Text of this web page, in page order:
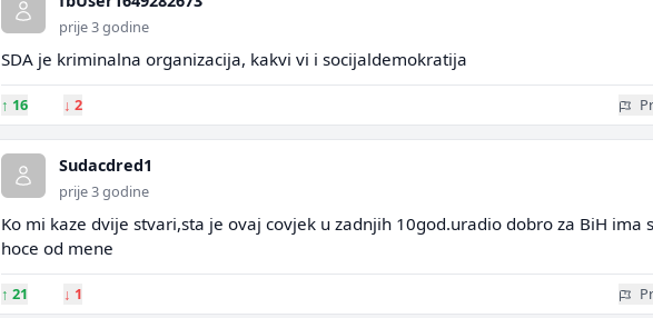
prije 3 godine
SDA je kriminalna organizacija, kakvi vi i socijaldemokratija
↑ 16 ↓ 2
Sudacdred1
prije 3 godine
Ko mi kaze dvije stvari,sta je ovaj covjek u zadnjih 10god.uradio dobro za BiH ima
hoce od mene
↑ 21 ↓ 1